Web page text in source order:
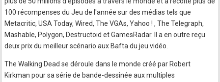
100 récompenses du Jeu de l'année sur des médias tels que
Metacritic, USA Today, Wired, The VGAs, Yahoo ! , The Telegraph,
Mashable, Polygon, Destructoid et GamesRadar. Il a en outre reçu
deux prix du meilleur scénario aux Bafta du jeu vidéo.
The Walking Dead se déroule dans le monde créé par Robert
Kirkman pour sa série de bande-dessinée aux multiples